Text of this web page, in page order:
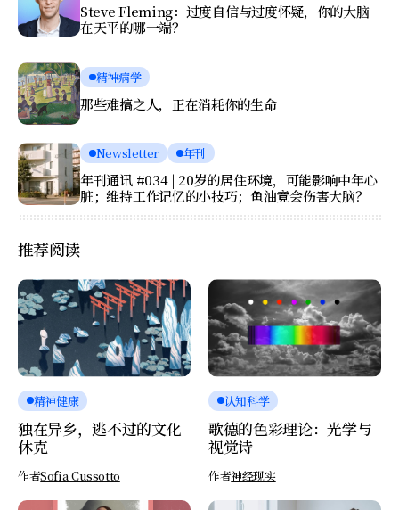
Steve Fleming：过度自信与过度怀疑，你的大脑
在天平的哪一端？
精神病学
那些难搞之人，正在消耗你的生命
Newsletter 年刊
年刊通讯 #034 | 20岁的居住环境，可能影响中年心
脏；维持工作记忆的小技巧；鱼油竟会伤害大脑？
推荐阅读
精神健康
独在异乡，逃不过的文化
休克
作者Sofia Cussotto
认知科学
歌德的色彩理论：光学与
视觉诗
作者神经现实